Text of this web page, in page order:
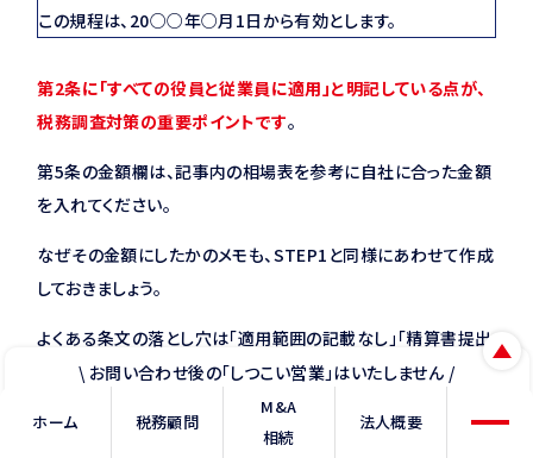
\ お問い合わせ後の「しつこい営業」はいたしません /
LINEから相談
無料相談
ホーム 税務顧問
M&A
相続
法人概要
この規程は、20○○年○月1日から有効とします。
第2条に「すべての役員と従業員に適用」と明記している点が、
税務調査対策の重要ポイントです。
第5条の金額欄は、記事内の相場表を参考に自社に合った金額
を入れてください。
なぜその金額にしたかのメモも、STEP1と同様にあわせて作成
しておきましょう。
よくある条文の落とし穴は「適用範囲の記載なし」「精算書提出
義務の不明記」「施行日の記載なし」の3点です。
サンプルを使う際は、この3点が入っているかを必ず確認しまし